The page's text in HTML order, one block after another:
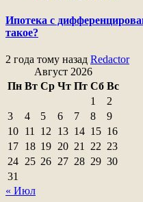
Ипотека с
такое?
2 года тому назад Redactor
Август 2026
Пн Вт Ср Чт Пт Сб Вс
1
2
3
4 5 6 7 8
9
10 11 12 13 14 15 16
17 18 19 20 21 22 23
24 25 26 27 28 29 30
31
« Июл